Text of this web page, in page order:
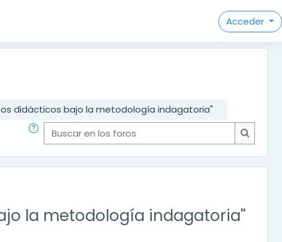
Acceder
didácticos bajo la metodología indagatoria"
Buscar en los foros
Buscar
la metodología indagatoria"